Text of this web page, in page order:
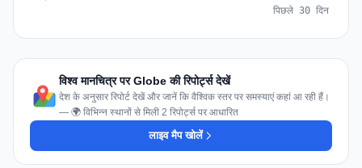
पिछले 30 दिन
विश्व मानचित्र पर Globe की रिपोर्ट्स देखें
देश के अनुसार रिपोर्ट देखें और जानें कि वैश्विक स्तर पर समस्याएं कहां आ रही हैं।
— 🌍 विभिन्न स्थानों से मिली 2 रिपोर्ट्स पर आधारित
लाइव मैप खोलें